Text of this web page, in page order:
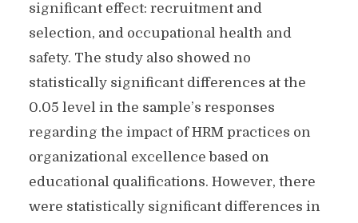
significant effect: recruitment and
selection, and occupational health and
safety. The study also showed no
statistically significant differences at the
0.05 level in the sample’s responses
regarding the impact of HRM practices on
organizational excellence based on
educational qualifications. However, there
were statistically significant differences in